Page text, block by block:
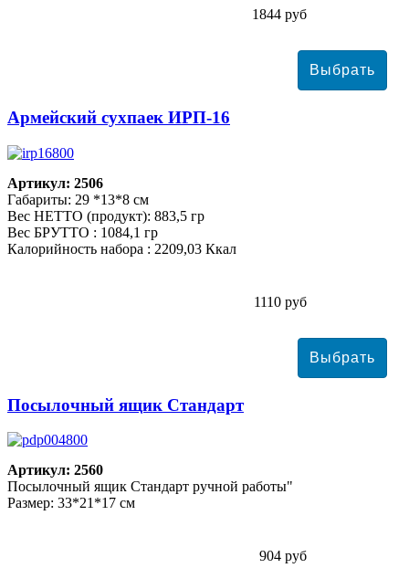
1844 руб
Армейский сухпаек ИРП-16
Артикул: 2506
Габариты: 29 *13*8 см
Вес НЕТТО (продукт): 883,5 гр
Вес БРУТТО : 1084,1 гр
Калорийность набора : 2209,03 Ккал
1110 руб
Посылочный ящик Стандарт
Артикул: 2560
Посылочный ящик Стандарт ручной работы"
Размер: 33*21*17 см
904 руб